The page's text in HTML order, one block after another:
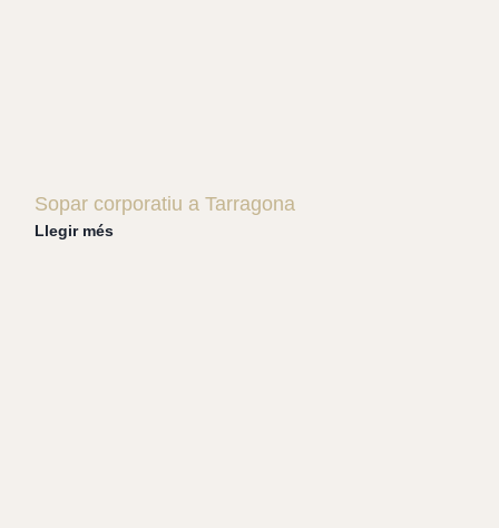
Sopar corporatiu a Tarragona
Llegir més